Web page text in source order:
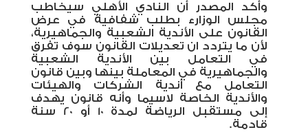
وأكد المصدر أن النادي الأهلي سيخاطب
مجلس الوزارء بطلب شفافية في عرض
القانون على الأندية الشعبية والجماهيرية،
لأن ما يتردد ان تعديلات القانون سوف تفرق
في التعامل بين الأندية الشعبية
والجماهيرية في المعاملة بينها وبين قانون
التعامل مع أندية الشركات والهيئات
والأندية الخاصة لاسيما وأنه قانون يهدف
إلى مستقبل الرياضة لمدة 10 أو 20 سنة
قادمة.